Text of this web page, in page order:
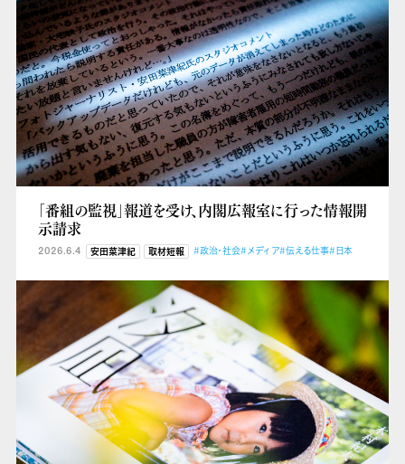
「番組の監視」報道を受け、内閣広報室に行った情報開
示請求
2026.6.4 安田菜津紀 取材短報 #政治・社会#メディア#伝える仕事#日本